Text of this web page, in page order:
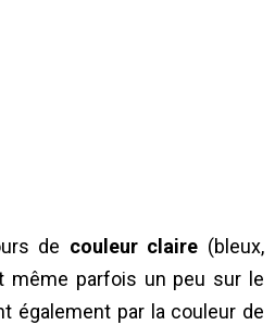
de couleur claire (bleux,
même parfois un peu sur le
également par la couleur de